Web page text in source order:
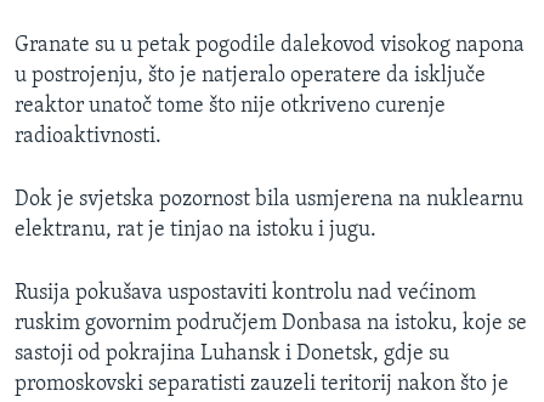
Granate su u petak pogodile dalekovod visokog napona
u postrojenju, što je natjeralo operatere da isključe
reaktor unatoč tome što nije otkriveno curenje
radioaktivnosti.
Dok je svjetska pozornost bila usmjerena na nuklearnu
elektranu, rat je tinjao na istoku i jugu.
Rusija pokušava uspostaviti kontrolu nad većinom
ruskim govornim područjem Donbasa na istoku, koje se
sastoji od pokrajina Luhansk i Donetsk, gdje su
promoskovski separatisti zauzeli teritorij nakon što je